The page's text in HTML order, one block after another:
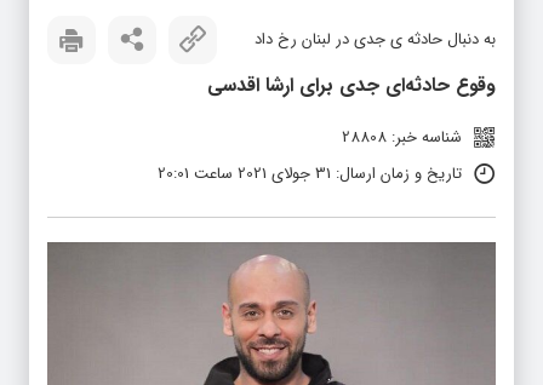
به دنبال حادثه ‌ی جدی در لبنان رخ داد
وقوع حادثه‌ای جدی برای ارشا اقدسی
شناسه خبر: 28808
تاریخ و زمان ارسال: 31 جولای 2021 ساعت 20:01